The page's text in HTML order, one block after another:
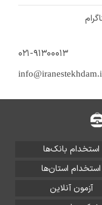
۰۲۱-۹۱۳۰۰۰۱۳
استخدام بانک‌ها
استخدام استان‌ها
آزمون آنلاین